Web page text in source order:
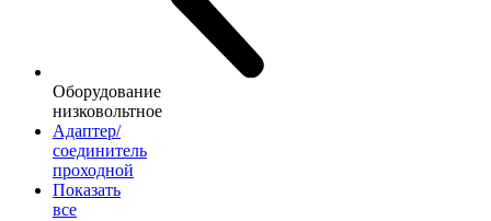
Оборудование
низковольтное
Адаптер/
соединитель
проходной
Показать
все